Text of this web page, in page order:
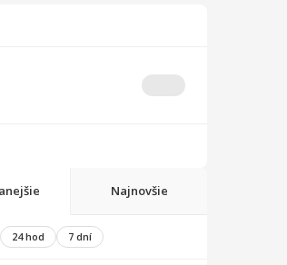
Najnovšie
24 hod 7 dní